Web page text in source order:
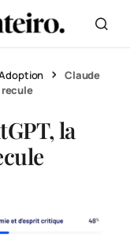
Claude
recule
la